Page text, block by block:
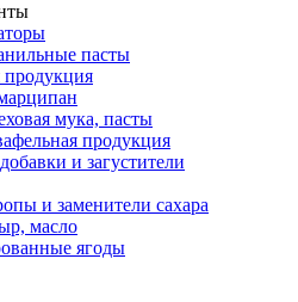
пасты
продукция
мука, пасты
продукция
и загустители
и заменители сахара
масло
ягоды